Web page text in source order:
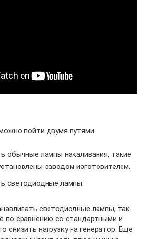
пойти двумя путями:
обычные лампы накаливания, такие
заводом изготовителем.
светодиодные лампы.
светодиодные лампы, так
по сравнению со стандартными и
снизить нагрузку на генератор. Еще